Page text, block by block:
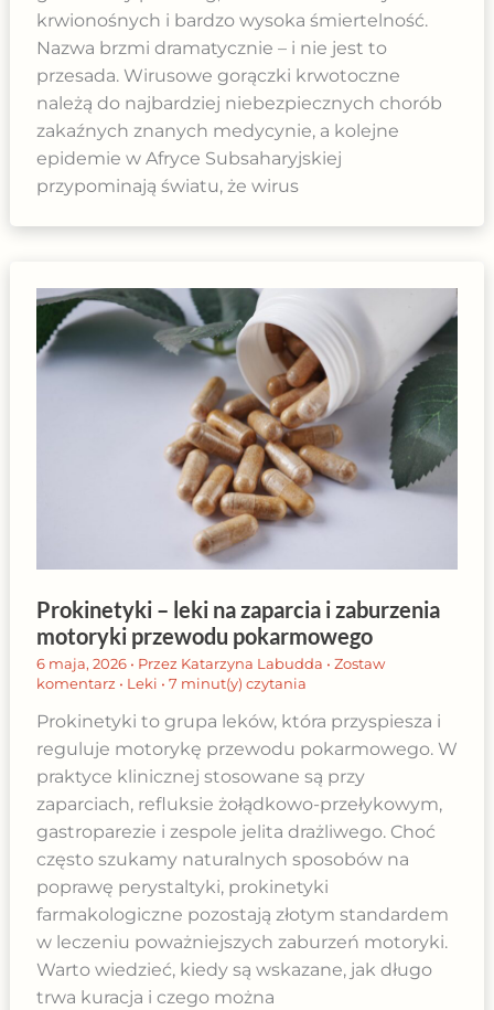
krwionośnych i bardzo wysoka śmiertelność.
Nazwa brzmi dramatycznie – i nie jest to
przesada. Wirusowe gorączki krwotoczne
należą do najbardziej niebezpiecznych chorób
zakaźnych znanych medycynie, a kolejne
epidemie w Afryce Subsaharyjskiej
przypominają światu, że wirus
Prokinetyki – leki na zaparcia i zaburzenia
motoryki przewodu pokarmowego
6 maja, 2026 • Przez Katarzyna Labudda • Zostaw
komentarz • Leki • 7 minut(y) czytania
Prokinetyki to grupa leków, która przyspiesza i
reguluje motorykę przewodu pokarmowego. W
praktyce klinicznej stosowane są przy
zaparciach, refluksie żołądkowo-przełykowym,
gastroparezie i zespole jelita drażliwego. Choć
często szukamy naturalnych sposobów na
poprawę perystaltyki, prokinetyki
farmakologiczne pozostają złotym standardem
w leczeniu poważniejszych zaburzeń motoryki.
Warto wiedzieć, kiedy są wskazane, jak długo
trwa kuracja i czego można